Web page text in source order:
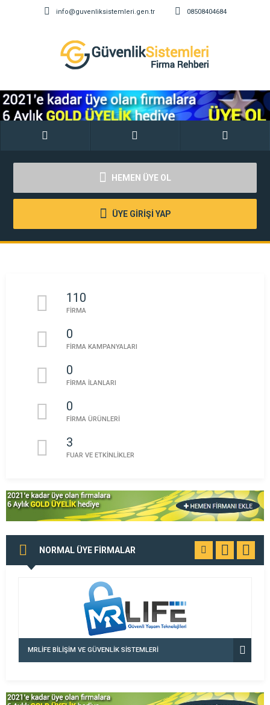
info@guvenliksistemleri.gen.tr 08508404684
HEMEN ÜYE OL
ÜYE GİRİŞİ YAP
110
FİRMA
0
FİRMA KAMPANYALARI
0
FİRMA İLANLARI
0
FİRMA ÜRÜNLERİ
3
FUAR VE ETKİNLİKLER
NORMAL ÜYE FİRMALAR
GÖR
MRLİFE BİLİŞİM VE GÜVENLİK SİSTEMLERİ